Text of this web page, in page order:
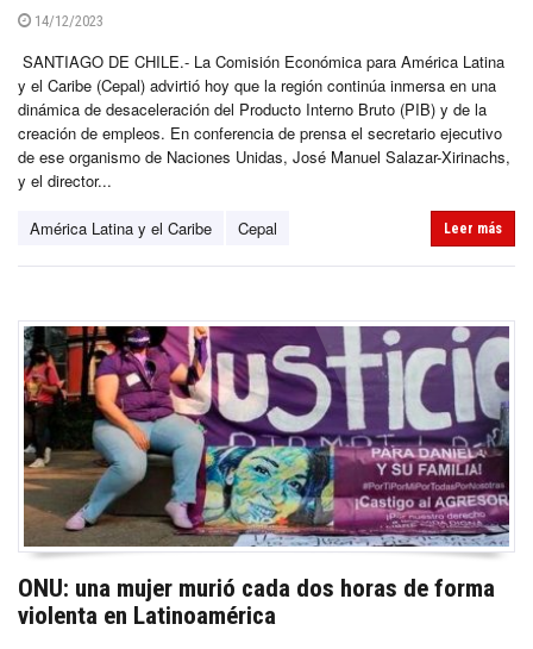
14/12/2023
SANTIAGO DE CHILE.- La Comisión Económica para América Latina
y el Caribe (Cepal) advirtió hoy que la región continúa inmersa en una
dinámica de desaceleración del Producto Interno Bruto (PIB) y de la
creación de empleos. En conferencia de prensa el secretario ejecutivo
de ese organismo de Naciones Unidas, José Manuel Salazar-Xirinachs,
y el director...
América Latina y el Caribe Cepal Leer más
ONU: una mujer murió cada dos horas de forma
violenta en Latinoamérica